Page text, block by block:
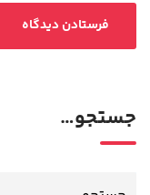
جستجو…